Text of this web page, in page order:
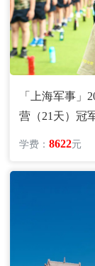
「上海军事」
营（21天）冠
学费：8622元